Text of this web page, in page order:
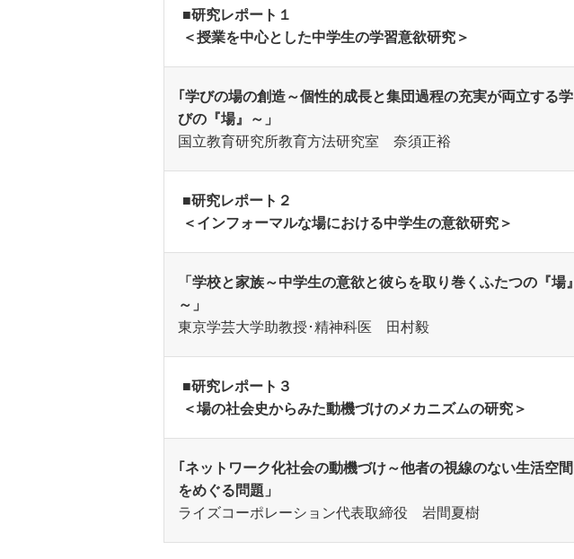
■研究レポート１
＜授業を中心とした中学生の学習意欲研究＞
｢学びの場の創造～個性的成長と集団過程の充実が両立する学
びの『場』～」
国立教育研究所教育方法研究室 奈須正裕
■研究レポート２
＜インフォーマルな場における中学生の意欲研究＞
「学校と家族～中学生の意欲と彼らを取り巻くふたつの『場』
～」
東京学芸大学助教授･精神科医 田村毅
■研究レポート３
＜場の社会史からみた動機づけのメカニズムの研究＞
｢ネットワーク化社会の動機づけ～他者の視線のない生活空間
をめぐる問題」
ライズコーポレーション代表取締役 岩間夏樹